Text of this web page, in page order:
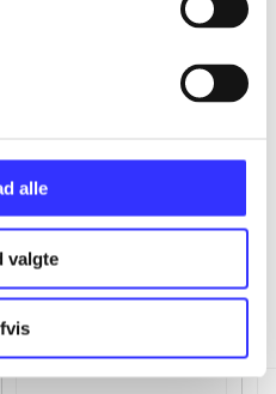
alle
valgte